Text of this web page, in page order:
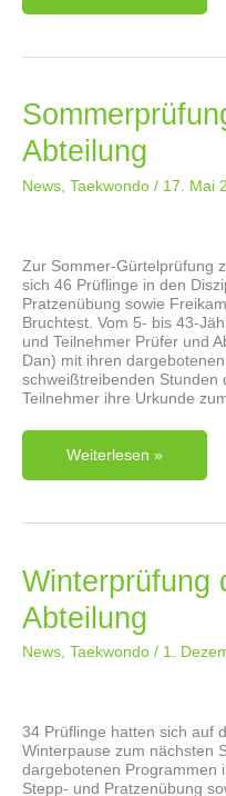
Taekwondo-
Abteilung
News Taekwondo / 17. Mai
Zur Sommer-Gürtelprüfung
sich 46 Prüflinge in den
Pratzenübung sowie
Bruchtest. Vom 5- bis 43-
und Teilnehmer Prüfer und
Dan) mit ihren
schweißtreibenden Stunden
Teilnehmer ihre Urkunde
Sommerprüfung
Taekwondo-
Weiterlesen »
Winterprüfung
Abteilung
News, Taekwondo / 1.
34 Prüflinge hatten sich auf
Winterpause zum nächsten
dargebotenen Programmen
Stepp- und Pratzenübung